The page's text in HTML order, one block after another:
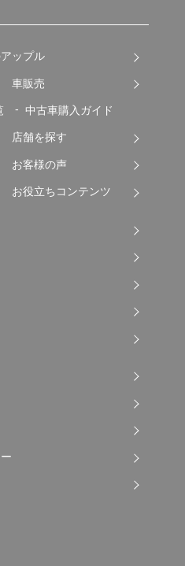
ップル
車販売
中古車購入ガイド
店舗を探す
お客様の声
お役立ちコンテンツ